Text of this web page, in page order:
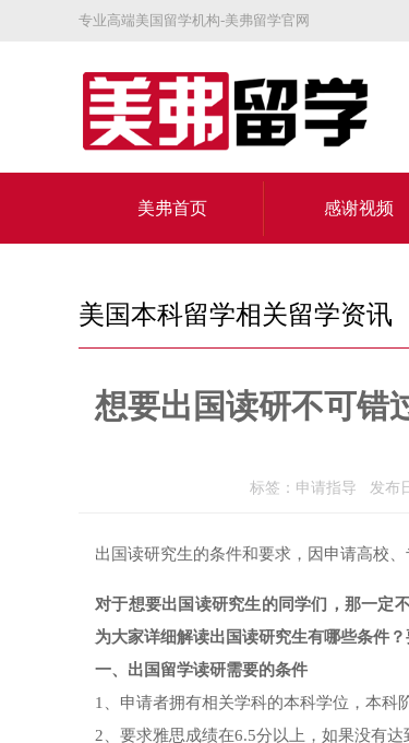
专业高端美国留学机构-美弗留学官网
美弗首页 感谢视频
美国本科留学相关留学资讯
想要出国读研不可错
标签：申请指导 发布
出国读研究生的条件和要求，因申请高校
对于想要出国读研究生的同学们，那一定
为大家详细解读出国读研究生有哪些条件？
一、出国留学读研需要的条件
1、申请者拥有相关学科的本科学位，本科
2、要求雅思成绩在6.5分以上，如果没有